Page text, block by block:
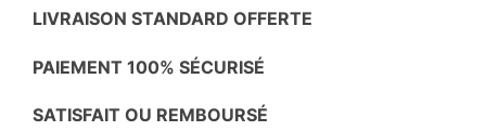
LIVRAISON STANDARD OFFERTE
PAIEMENT 100% SÉCURISÉ
SATISFAIT OU REMBOURSÉ